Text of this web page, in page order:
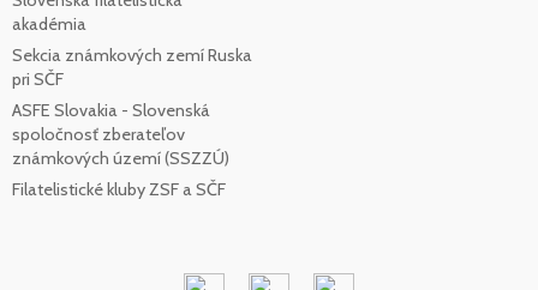
akadémia
Sekcia známkových zemí Ruska
pri SČF
ASFE Slovakia - Slovenská
spoločnosť zberateľov
známkových území (SSZZÚ)
Filatelistické kluby ZSF a SČF